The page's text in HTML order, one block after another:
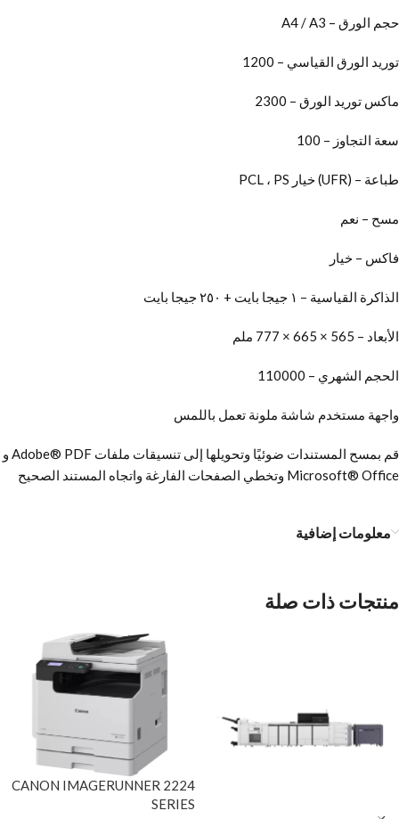
حجم الورق – A4 / A3
توريد الورق القياسي – 1200
ماكس توريد الورق – 2300
سعة التجاوز – 100
طباعة – (UFR) خيار PCL ، PS
مسح – نعم
فاكس – خيار
الذاكرة القياسية – ١ جيجا بايت + ٢٥٠ جيجا بايت
الأبعاد – 565 × 665 × 777 ملم
الحجم الشهري – 110000
واجهة مستخدم شاشة ملونة تعمل باللمس
قم بمسح المستندات ضوئيًا وتحويلها إلى تنسيقات ملفات Adobe® PDF و
Microsoft® Office وتخطي الصفحات الفارغة واتجاه المستند الصحيح
معلومات إضافية
منتجات ذات صلة
CANON IMAGERUNNER 2224
SERIES